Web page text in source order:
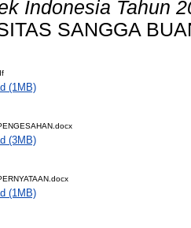
Indonesia Tahun
SANGGA
(1MB)
(3MB)
(1MB)